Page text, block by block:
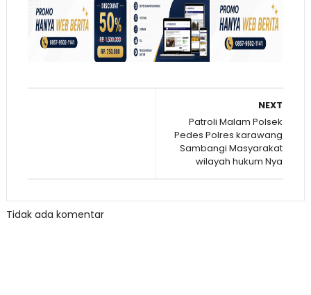
NEXT
Patroli Malam Polsek
Pedes Polres karawang
Sambangi Masyarakat
wilayah hukum Nya
Tidak ada komentar